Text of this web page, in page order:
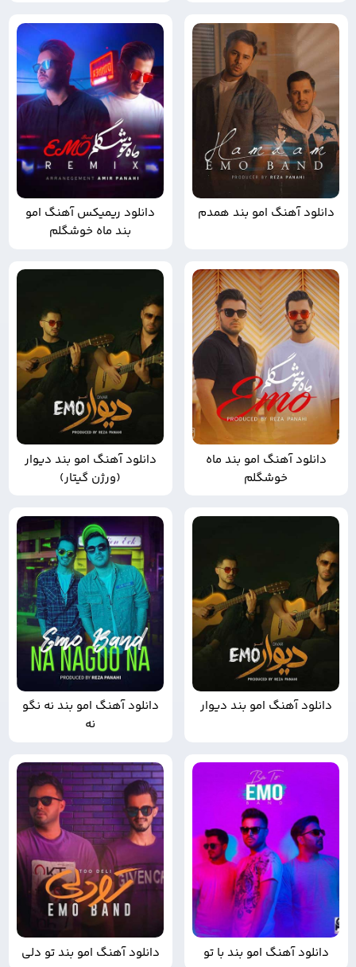
دانلود آهنگ امو بند همدم
دانلود ریمیکس آهنگ امو
بند ماه خوشگلم
دانلود آهنگ امو بند ماه
خوشگلم
دانلود آهنگ امو بند دیوار
(ورژن گیتار)
دانلود آهنگ امو بند دیوار
دانلود آهنگ امو بند نه نگو
نه
دانلود آهنگ امو بند با تو دانلود آهنگ امو بند تو دلی